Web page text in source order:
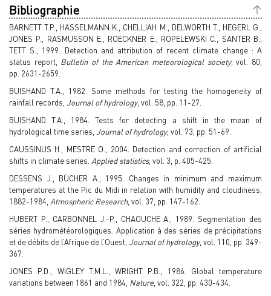
Bibliographie
BARNETT T.P., HASSELMANN K., CHELLIAH M., DELWORTH T., HEGERL G.,
JONES P., RASMUSSON E., ROECKNER E., ROPELEWSKI C., SANTER B.,
TETT S., 1999. Detection and attribution of recent climate change : A
status report, Bulletin of the American meteorological society, vol. 80,
pp. 2631-2659.
BUISHAND T.A., 1982. Some methods for testing the homogeneity of
rainfall records, Journal of hydrology, vol. 58, pp. 11-27.
BUISHAND T.A., 1984. Tests for detecting a shift in the mean of
hydrological time series, Journal of hydrology, vol. 73, pp. 51-69.
CAUSSINUS H., MESTRE O., 2004. Detection and correction of artificial
shifts in climate series. Applied statistics, vol. 3, p. 405-425.
DESSENS J., BÜCHER A., 1995. Changes in minimum and maximum
temperatures at the Pic du Midi in relation with humidity and cloudiness,
1882-1984, Atmospheric Research, vol. 37, pp. 147-162.
HUBERT P., CARBONNEL J.-P., CHAOUCHE A., 1989. Segmentation des
séries hydrométéorologiques. Application à des séries de précipitations
et de débits de l’Afrique de l’Ouest, Journal of hydrology, vol. 110, pp. 349-
367.
JONES P.D., WIGLEY T.M.L., WRIGHT P.B., 1986. Global temperature
variations between 1861 and 1984, Nature, vol. 322, pp. 430-434.